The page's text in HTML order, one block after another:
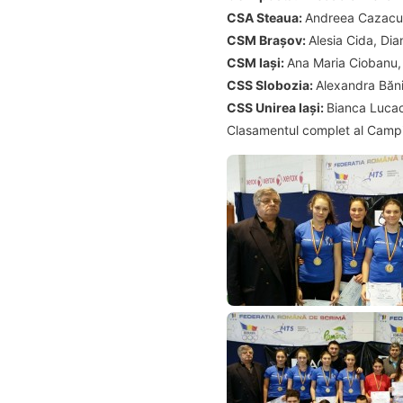
CSA Steaua: Andreea
CSM Brașov: Alesia Cida,
CSM Iași: Ana Maria
CSS Slobozia: Alexandra
CSS Unirea Iași: Bianca
Clasamentul complet al